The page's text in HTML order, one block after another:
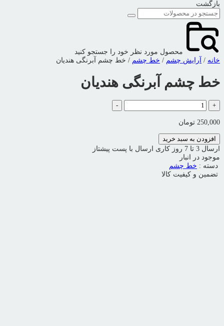
بازگشت
محصول مورد نظر خود را جستجو کنید
خانه / آرایش چشم / خط چشم / خط چشم آبرنگی هندیان
خط چشم آبرنگی هندیان
+
خط
چشم
آبرنگی
هندیان
عدد
-
250,000 تومان
افزودن به سبد خرید
ارسال 3 تا 7 روز کاری
ارسال با پست پیشتاز
موجود در انبار
دسته : خط چشم
تضمین و کیفیت کالا